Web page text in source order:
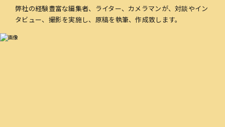
弊社の経験豊富な編集者、ライター、カメラマンが、対談やイン
タビュー、撮影を実施し、原稿を執筆、作成致します。